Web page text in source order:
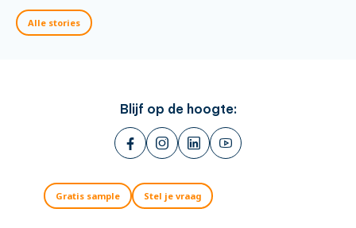
Alle stories
Blijf op de hoogte:
Gratis sample Stel je vraag